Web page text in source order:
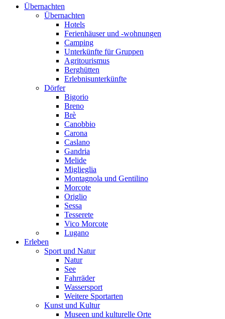
Übernachten
Übernachten
Hotels
Ferienhäuser und -wohnungen
Camping
Unterkünfte für Gruppen
Agritourismus
Berghütten
Erlebnisunterkünfte
Dörfer
Bigorio
Breno
Brè
Canobbio
Carona
Caslano
Gandria
Melide
Miglieglia
Montagnola und Gentilino
Morcote
Origlio
Sessa
Tesserete
Vico Morcote
Lugano
Erleben
Sport und Natur
Natur
See
Fahrräder
Wassersport
Weitere Sportarten
Kunst und Kultur
Museen und kulturelle Orte